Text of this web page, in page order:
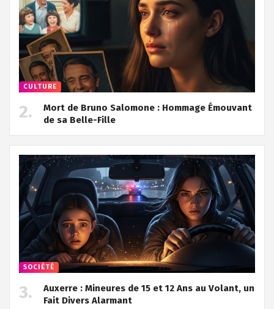
CULTURE
Mort de Bruno Salomone : Hommage Émouvant
de sa Belle-Fille
SOCIÉTÉ
Auxerre : Mineures de 15 et 12 Ans au Volant, un
Fait Divers Alarmant